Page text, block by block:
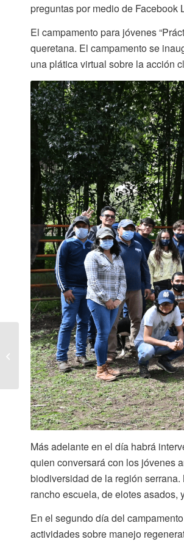
preguntas por medio de Facebook
El campamento para jóvenes
queretana. El campamento se
una plática virtual sobre la acción
Más adelante en el día habrá
quien conversará con los jóvenes
biodiversidad de la región
ranchoescuela, de elotes asados,
En el segundo día del
actividades sobre manejo
Folleto Avances a la
Sustentabilidad:
Conservación de la
Biodiversidad en...